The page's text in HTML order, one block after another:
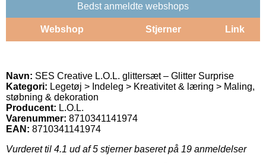
Bedst anmeldte webshops
Webshop Stjerner Link
Navn: SES Creative L.O.L. glittersæt – Glitter Surprise
Kategori: Legetøj > Indeleg > Kreativitet & læring > Maling,
støbning & dekoration
Producent: L.O.L.
Varenummer: 8710341141974
EAN: 8710341141974
Vurderet til 4.1 ud af 5 stjerner baseret på 19 anmeldelser